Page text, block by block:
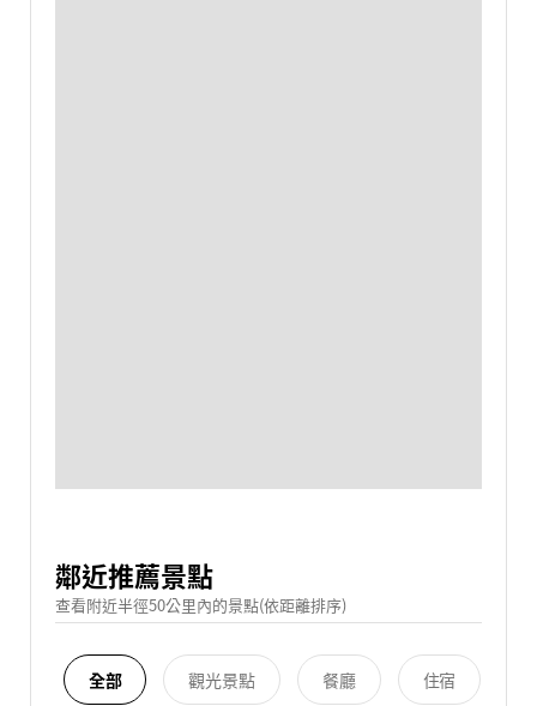
鄰近推薦景點
查看附近半徑50公里內的景點(依距離排序)
全部 觀光景點 餐廳 住宿